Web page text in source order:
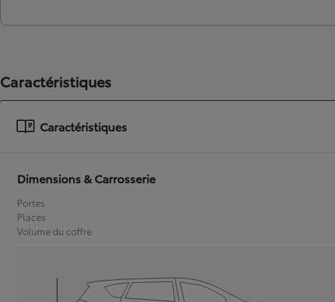
Caractéristiques
Caractéristiques
Dimensions & Carrosserie
Portes
Places
Volume du coffre